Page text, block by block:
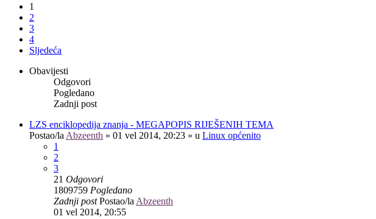
1
2
3
4
Sljedeća
Obavijesti
Odgovori
Pogledano
Zadnji post
LZS enciklopedija znanja - MEGAPOPIS RIJEŠENIH TEMA
Postao/la Abzeenth » 01 vel 2014, 20:23 » u Linux općenito
1
2
3
21 Odgovori
1809759 Pogledano
Zadnji postPostao/la Abzeenth
01 vel 2014, 20:55